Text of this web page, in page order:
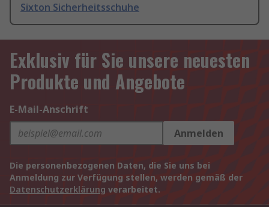
Sixton Sicherheitsschuhe
Exklusiv für Sie unsere neuesten
Produkte und Angebote
E-Mail-Anschrift
Anmelden
Die personenbezogenen Daten, die Sie uns bei
Anmeldung zur Verfügung stellen, werden gemäß der
Datenschutzerklärung verarbeitet.